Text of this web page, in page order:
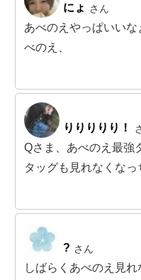
にょ さん
あべのえやっぱいい
べのえ、
りりりりり！
Qさま、あべのえ最強
タッグも見れなくな
? さん
しばらくあべのえ見